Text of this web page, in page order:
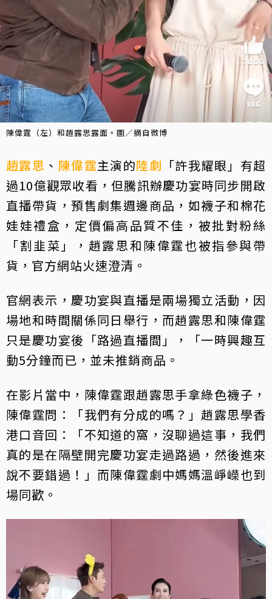
陳偉霆（左）和趙露思露面。圖／摘自微博
趙露思 、 陳偉霆主演的陸劇 「許我耀眼」有超
過10億觀眾收看，但騰訊辦慶功宴時同步開啟
直播帶貨，預售劇集週邊商品，如襪子和棉花
娃娃禮盒，定價偏高品質不佳，被批對粉絲
「割韭菜」，趙露思和陳偉霆也被指參與帶
貨，官方網站火速澄清。
官網表示，慶功宴與直播是兩場獨立活動，因
場地和時間關係同日舉行，而趙露思和陳偉霆
只是慶功宴後「路過直播間」，「一時興趣互
動5分鐘而已，並未推銷商品。
在影片當中，陳偉霆跟趙露思手拿綠色襪子，
陳偉霆問：「我們有分成的嗎？」趙露思學香
港口音回：「不知道的窩，沒聊過這事，我們
真的是在隔壁開完慶功宴走過路過，然後進來
說不要錯過！」而陳偉霆劇中媽媽溫崢嶸也到
場同歡。